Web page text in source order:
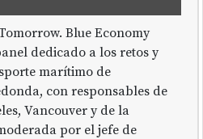
Blue Economy
dedicado a los retos y
marítimo de
con responsables de
Vancouver y de la
por el jefe de